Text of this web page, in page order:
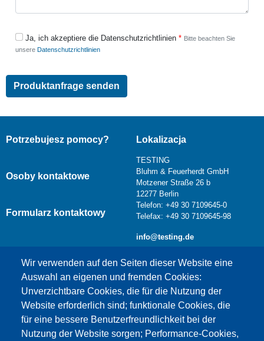
Ja, ich akzeptiere die Datenschutzrichtlinien
Bitte beachten Sie
unsere Datenschutzrichtlinien
Wir verwenden auf den Seiten dieser Website eine
Auswahl an eigenen und fremden Cookies:
Unverzichtbare Cookies, die für die Nutzung der
Website erforderlich sind; funktionale Cookies, die
für eine bessere Benutzerfreundlichkeit bei der
Nutzung der Website sorgen; Performance-Cookies,
Potrzebujesz pomocy?
Osoby kontaktowe
Formularz kontaktowy
Lokalizacja
TESTING
Bluhm & Feuerherdt GmbH
Motzener Straße 26 b
12277 Berlin
Telefon: +49 30 7109645-0
Telefax: +49 30 7109645-98
info@testing.de